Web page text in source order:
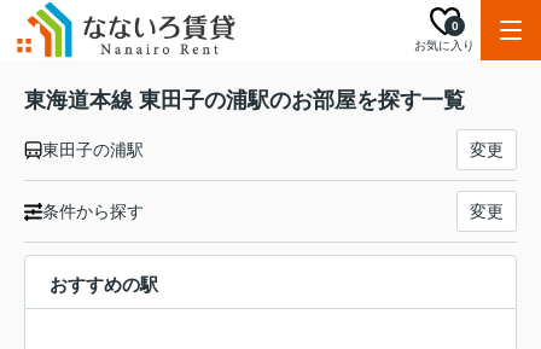
お気に入り
0
東海道本線 東田子の浦駅のお部屋を探す一覧
東田子の浦駅 変更
条件から探す 変更
おすすめの駅